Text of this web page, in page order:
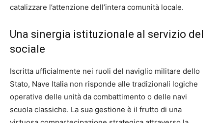
catalizzare l’attenzione dell’intera comunità locale.
Una sinergia istituzionale al servizio del
sociale
Iscritta ufficialmente nei ruoli del naviglio militare dello
Stato, Nave Italia non risponde alle tradizionali logiche
operative delle unità da combattimento o delle navi
scuola classiche. La sua gestione è il frutto di una